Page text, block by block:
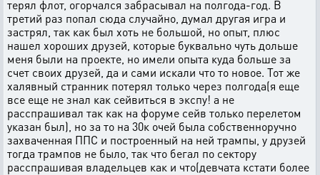
терял флот, огорчался забрасывал на полгода-год. В
третий раз попал сюда случайно, думал другая игра и
застрял, так как был хоть не большой, но опыт, плюс
нашел хороших друзей, которые буквально чуть дольше
меня были на проекте, но имели опыта куда больше за
счет своих друзей, да и сами искали что то новое. Тот же
халявный странник потерял только через полгода(я еще
все еще не знал как сейвиться в экспу! а не
расспрашивал так как на форуме сейв только перелетом
указан был), но за то на 30к очей была собственноручно
захваченная ППС и построенный на ней трампы, у друзей
тогда трампов не было, так что бегал по сектору
расспрашивая владельцев как и что(девчата кстати более